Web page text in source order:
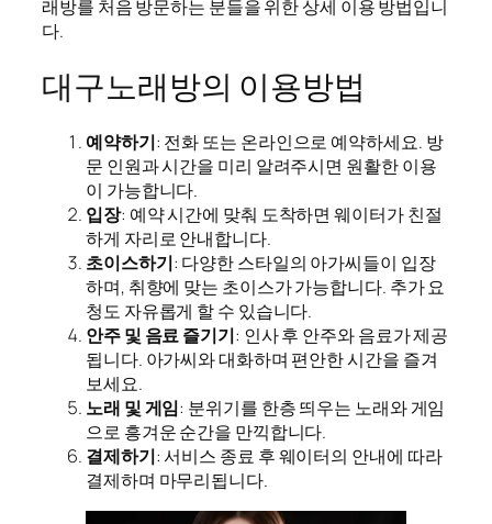
래방를 처음 방문하는 분들을 위한 상세 이용 방법입니
다.
대구노래방의 이용방법
예약하기: 전화 또는 온라인으로 예약하세요. 방
문 인원과 시간을 미리 알려주시면 원활한 이용
이 가능합니다.
입장: 예약 시간에 맞춰 도착하면 웨이터가 친절
하게 자리로 안내합니다.
초이스하기: 다양한 스타일의 아가씨들이 입장
하며, 취향에 맞는 초이스가 가능합니다. 추가 요
청도 자유롭게 할 수 있습니다.
안주 및 음료 즐기기: 인사 후 안주와 음료가 제공
됩니다. 아가씨와 대화하며 편안한 시간을 즐겨
보세요.
노래 및 게임: 분위기를 한층 띄우는 노래와 게임
으로 흥겨운 순간을 만끽합니다.
결제하기: 서비스 종료 후 웨이터의 안내에 따라
결제하며 마무리됩니다.